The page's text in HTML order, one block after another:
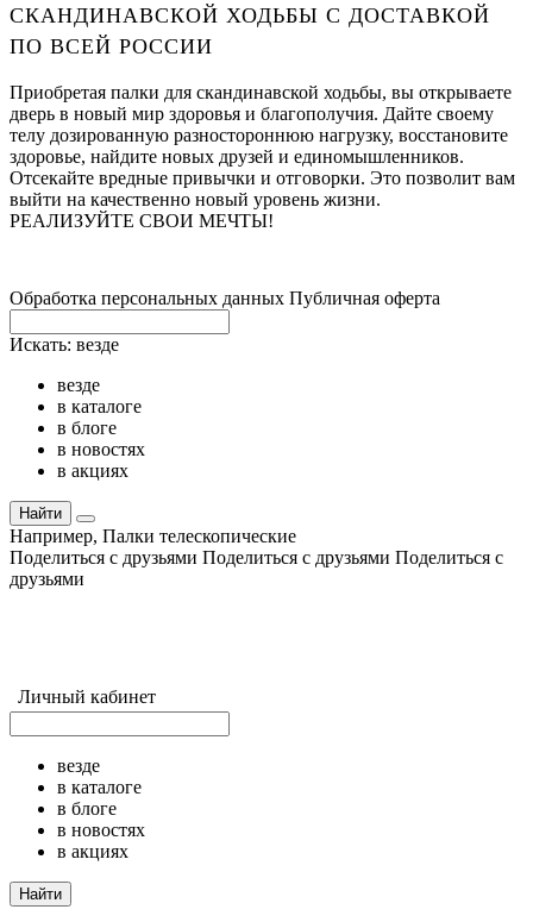
СКАНДИНАВСКОЙ ХОДЬБЫ С ДОСТАВКОЙ
ПО ВСЕЙ РОССИИ
Приобретая палки для скандинавской ходьбы, вы открываете
дверь в новый мир здоровья и благополучия. Дайте своему
телу дозированную разностороннюю нагрузку, восстановите
здоровье, найдите новых друзей и единомышленников.
Отсекайте вредные привычки и отговорки. Это позволит вам
выйти на качественно новый уровень жизни.
РЕАЛИЗУЙТЕ СВОИ МЕЧТЫ!
Обработка персональных данных Публичная оферта
Искать: везде
везде
в каталоге
в блоге
в новостях
в акциях
Найти
Например, Палки телескопические
Поделиться с друзьями Поделиться с друзьями Поделиться с
друзьями
Личный кабинет
везде
в каталоге
в блоге
в новостях
в акциях
Найти